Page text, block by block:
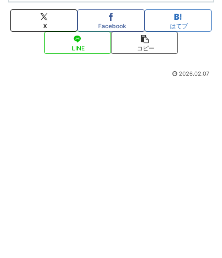
X Facebook はてブ
LINE コピー
2026.02.07